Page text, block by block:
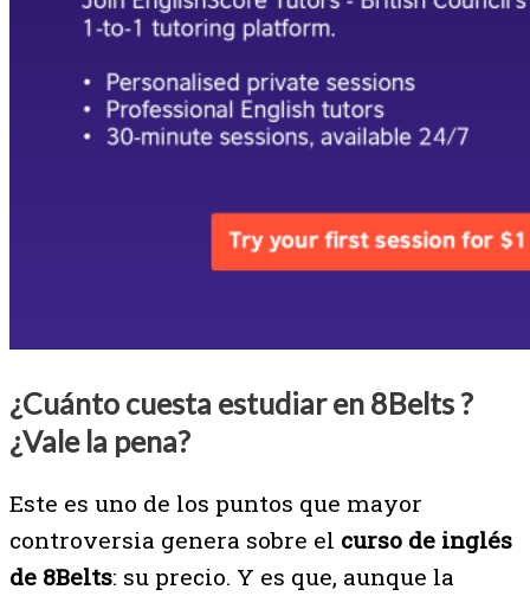
¿Cuánto cuesta estudiar en 8Belts ?
¿Vale la pena?
Este es uno de los puntos que mayor
controversia genera sobre el curso de inglés
de 8Belts: su precio. Y es que, aunque la